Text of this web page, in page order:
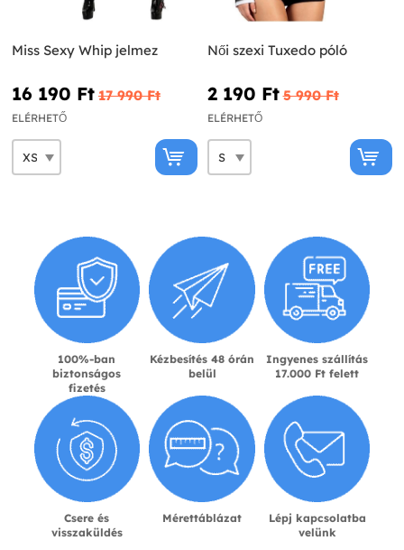
Miss Sexy Whip jelmez
16 190 Ft‎ 17 990 Ft‎
ELÉRHETŐ
Női szexi Tuxedo póló
2 190 Ft‎ 5 990 Ft‎
ELÉRHETŐ
100%-ban
biztonságos
fizetés
Kézbesítés 48 órán
belül
Ingyenes szállítás
17.000 Ft felett
Csere és
visszaküldés
Mérettáblázat
Lépj kapcsolatba
velünk